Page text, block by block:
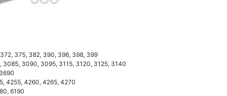
375, 382, 390, 396, 398, 399
3090, 3095, 3115, 3120, 3125, 3140
4255, 4260, 4265, 4270
6190